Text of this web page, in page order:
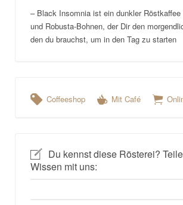
– Black Insomnia ist ein dunkler
und Robusta-Bohnen, der Dir den
den du brauchst, um in den Tag zu starten
Coffeeshop Mit Café
Du kennst diese Rösterei?
Wissen mit uns: